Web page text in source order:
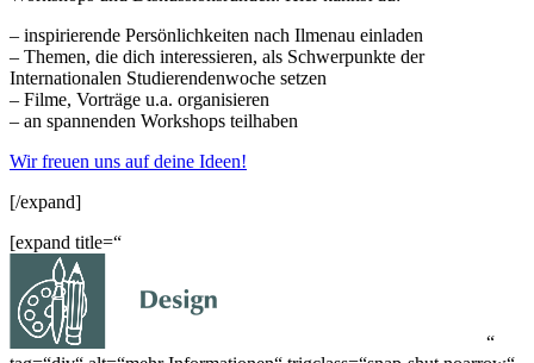
– inspirierende Persönlichkeiten nach Ilmenau einladen
– Themen, die dich interessieren, als Schwerpunkte der
Internationalen Studierendenwoche setzen
– Filme, Vorträge u.a. organisieren
– an spannenden Workshops teilhaben
Wir freuen uns auf deine Ideen!
[/expand]
[expand title=“
“